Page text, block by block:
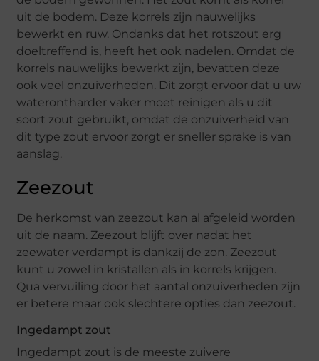
uit de bodem. Deze korrels zijn nauwelijks
bewerkt en ruw. Ondanks dat het rotszout erg
doeltreffend is, heeft het ook nadelen. Omdat de
korrels nauwelijks bewerkt zijn, bevatten deze
ook veel onzuiverheden. Dit zorgt ervoor dat u uw
waterontharder vaker moet reinigen als u dit
soort zout gebruikt, omdat de onzuiverheid van
dit type zout ervoor zorgt er sneller sprake is van
aanslag.
Zeezout
De herkomst van zeezout kan al afgeleid worden
uit de naam. Zeezout blijft over nadat het
zeewater verdampt is dankzij de zon. Zeezout
kunt u zowel in kristallen als in korrels krijgen.
Qua vervuiling door het aantal onzuiverheden zijn
er betere maar ook slechtere opties dan zeezout.
Ingedampt zout
Ingedampt zout is de meeste zuivere